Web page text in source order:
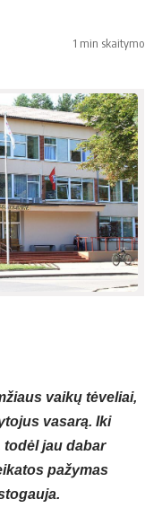
1 min skaitymo
vaikų tėveliai,
vasarą. Iki
jau dabar
pažymas